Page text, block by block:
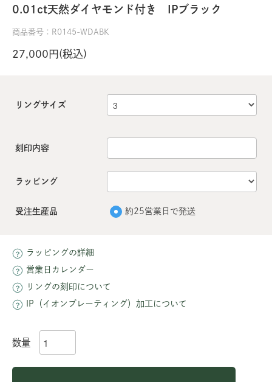
0.01ct天然ダイヤモンド付き IPブラック
商品番号：R0145-WDABK
27,000円(税込)
リングサイズ
刻印内容
ラッピング
受注生産品 約25営業日で発送
ラッピングの詳細
営業日カレンダー
リングの刻印について
IP（イオンプレーティング）加工について
数量